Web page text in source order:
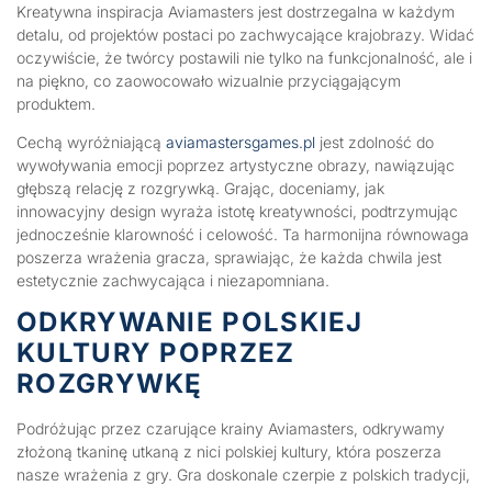
Kreatywna inspiracja Aviamasters jest dostrzegalna w każdym
detalu, od projektów postaci po zachwycające krajobrazy. Widać
oczywiście, że twórcy postawili nie tylko na funkcjonalność, ale i
na piękno, co zaowocowało wizualnie przyciągającym
produktem.
Cechą wyróżniającą aviamastersgames.pl jest zdolność do
wywoływania emocji poprzez artystyczne obrazy, nawiązując
głębszą relację z rozgrywką. Grając, doceniamy, jak
innowacyjny design wyraża istotę kreatywności, podtrzymując
jednocześnie klarowność i celowość. Ta harmonijna równowaga
poszerza wrażenia gracza, sprawiając, że każda chwila jest
estetycznie zachwycająca i niezapomniana.
ODKRYWANIE POLSKIEJ
KULTURY POPRZEZ
ROZGRYWKĘ
Podróżując przez czarujące krainy Aviamasters, odkrywamy
złożoną tkaninę utkaną z nici polskiej kultury, która poszerza
nasze wrażenia z gry. Gra doskonale czerpie z polskich tradycji,